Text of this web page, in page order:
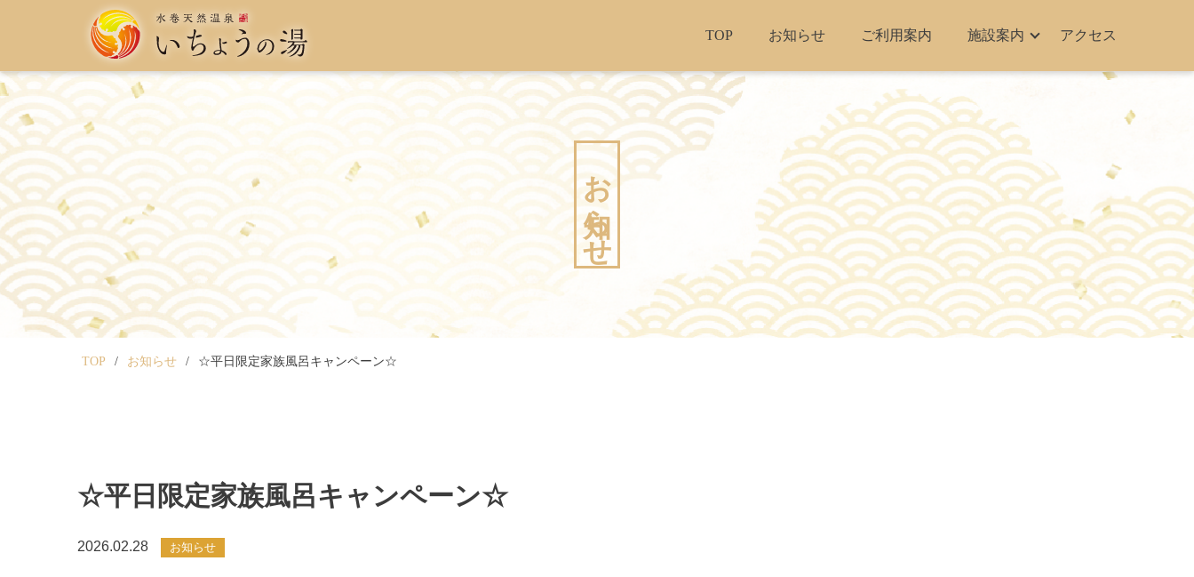
TOP お知らせ ご利用案内 施設案内 アクセス
お知らせ
TOP お知らせ ☆平日限定家族風呂キャンペーン☆
☆平日限定家族風呂キャンペーン☆
2026.02.28 お知らせ